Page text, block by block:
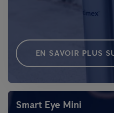
EN SAVOIR PLUS
Smart Eye Mini